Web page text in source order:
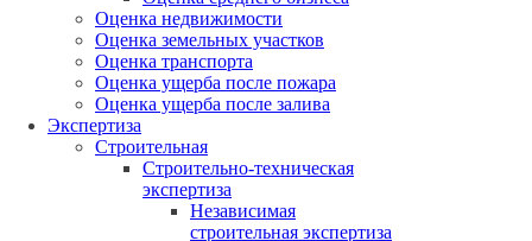
Оценка недвижимости
Оценка земельных участков
Оценка транспорта
Оценка ущерба после пожара
Оценка ущерба после залива
Экспертиза
Строительная
Строительно-техническая
экспертиза
Независимая
строительная экспертиза